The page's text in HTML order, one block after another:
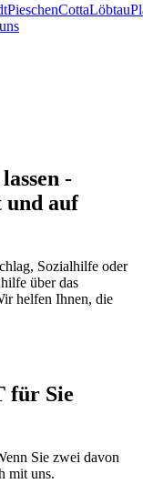
PieschenCottaLöbtau
-
auf
Sozialhilfe oder
über das
helfen Ihnen, die
für Sie
Sie zwei davon
mit uns.